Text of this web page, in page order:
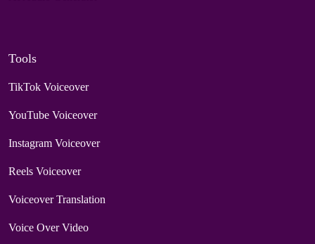
Tools
TikTok Voiceover
YouTube Voiceover
Instagram Voiceover
Reels Voiceover
Voiceover Translation
Voice Over Video